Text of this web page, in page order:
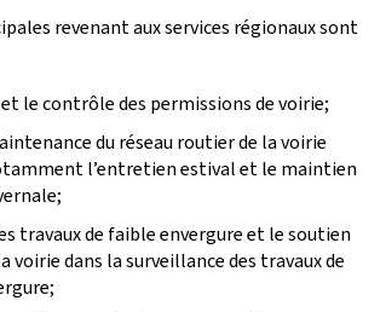
revenant aux services régionaux sont
le contrôle des permissions de voirie;
du réseau routier de la voirie
l’entretien estival et le maintien
travaux de faible envergure et le soutien
voirie dans la surveillance des travaux de